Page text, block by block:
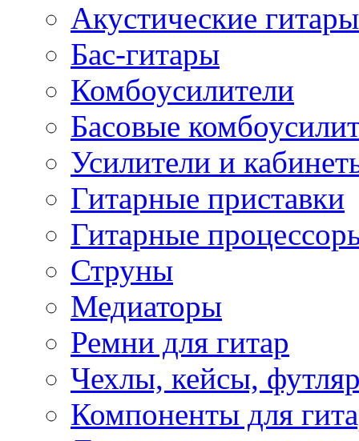
Акустические гитары
Бас-гитары
Комбоусилители
Басовые
Усилители и
Гитарные приставки
Гитарные
Струны
Медиаторы
Ремни для гитар
Чехлы, кейсы,
Компоненты для